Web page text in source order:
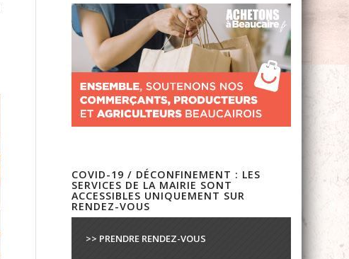
COVID-19 / DÉCONFINEMENT : LES
SERVICES DE LA MAIRIE SONT
ACCESSIBLES UNIQUEMENT SUR
RENDEZ-VOUS
>> PRENDRE RENDEZ-VOUS